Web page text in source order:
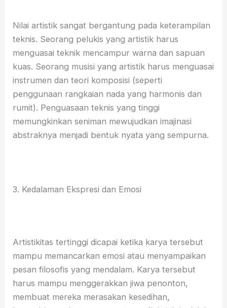
Nilai artistik sangat bergantung pada keterampilan
teknis. Seorang pelukis yang artistik harus
menguasai teknik mencampur warna dan sapuan
kuas. Seorang musisi yang artistik harus menguasai
instrumen dan teori komposisi (seperti
penggunaan rangkaian nada yang harmonis dan
rumit). Penguasaan teknis yang tinggi
memungkinkan seniman mewujudkan imajinasi
abstraknya menjadi bentuk nyata yang sempurna.
3. Kedalaman Ekspresi dan Emosi
Artistikitas tertinggi dicapai ketika karya tersebut
mampu memancarkan emosi atau menyampaikan
pesan filosofis yang mendalam. Karya tersebut
harus mampu menggerakkan jiwa penonton,
membuat mereka merasakan kesedihan,